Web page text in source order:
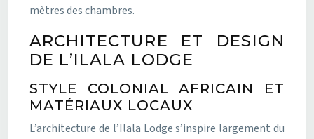
mètres des chambres.
ARCHITECTURE ET DESIGN
DE L’ILALA LODGE
STYLE COLONIAL AFRICAIN ET
MATÉRIAUX LOCAUX
L’architecture de l’Ilala Lodge s’inspire largement du